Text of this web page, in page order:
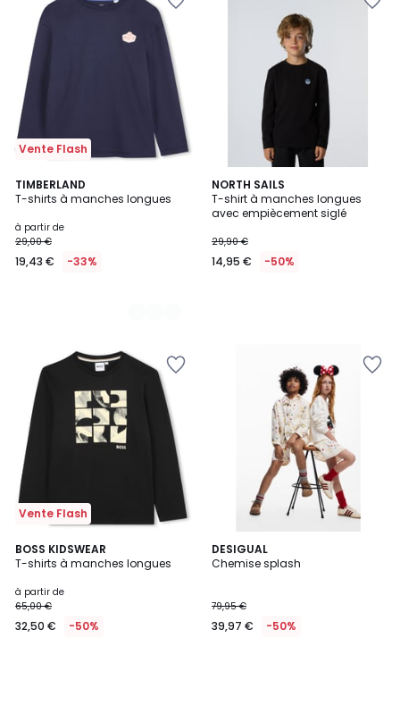
Vente Flash
TIMBERLAND
T-shirts à manches longues
à partir de
29,00 €
19,43 € -33%
4
Couleurs
NORTH SAILS
T-shirt à manches longues
avec empiècement siglé
29,90 €
14,95 € -50%
Vente Flash
BOSS KIDSWEAR
T-shirts à manches longues
à partir de
65,00 €
32,50 € -50%
DESIGUAL
Chemise splash
79,95 €
39,97 € -50%